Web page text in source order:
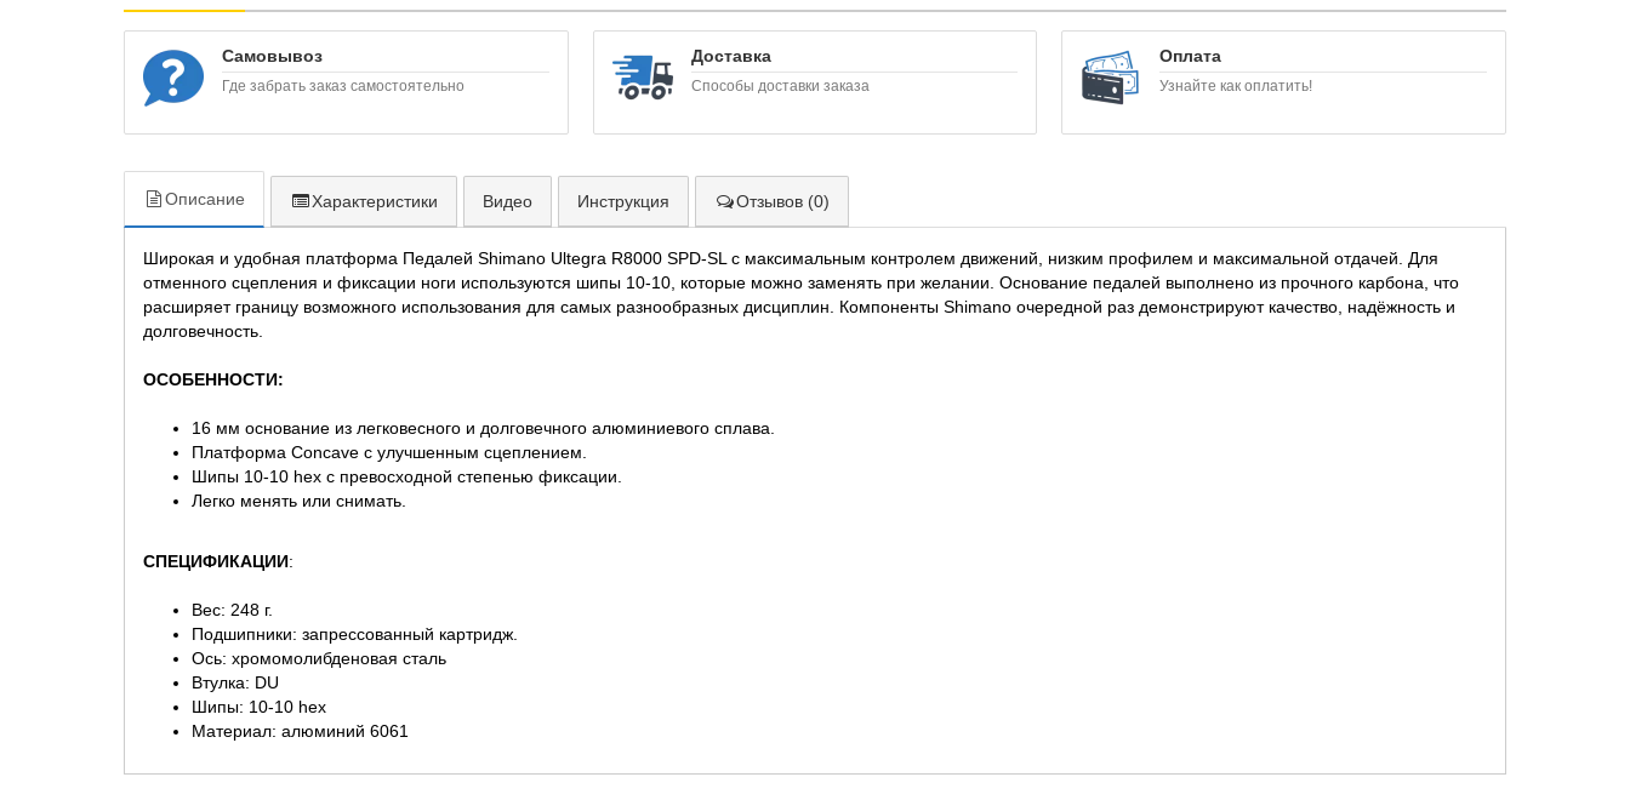
Самовывоз
Где забрать заказ самостоятельно
Доставка
Способы доставки заказа
Оплата
Узнайте как оплатить!
Описание Характеристики Видео Инструкция Отзывов (0)
Широкая и удобная платформа Педалей Shimano Ultegra R8000 SPD-SL с максимальным контролем движений, низким профилем и максимальной отдачей. Для
отменного сцепления и фиксации ноги используются шипы 10-10, которые можно заменять при желании. Основание педалей выполнено из прочного карбона, что
расширяет границу возможного использования для самых разнообразных дисциплин. Компоненты Shimano очередной раз демонстрируют качество, надёжность и
долговечность.
ОСОБЕННОСТИ:
16 мм основание из легковесного и долговечного алюминиевого сплава.
Платформа Concave с улучшенным сцеплением.
Шипы 10-10 hex с превосходной степенью фиксации.
Легко менять или снимать.
СПЕЦИФИКАЦИИ:
Вес: 248 г.
Подшипники: запрессованный картридж.
Ось: хромомолибденовая сталь
Втулка: DU
Шипы: 10-10 hex
Материал: алюминий 6061